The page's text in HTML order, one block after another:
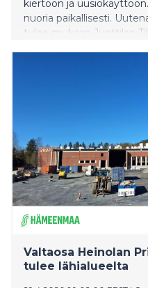
kiertoon ja
nuoria paikallisesti.
tulee mukaan Junttilan
Valtaosa Heinolan
tulee lähialueelta